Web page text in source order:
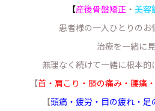
【産後骨盤矯正 ・ 美容
患者様の一人ひとりのお
治療を一緒に
無理なく続けて一緒に根本的
【首・肩こり・膝の痛み・腰痛
【頭痛・疲労・目の疲れ・足